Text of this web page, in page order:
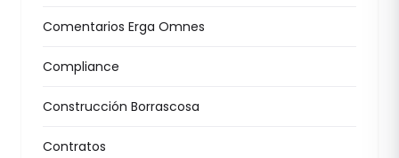
Comentarios Erga Omnes
Compliance
Construcción Borrascosa
Contratos